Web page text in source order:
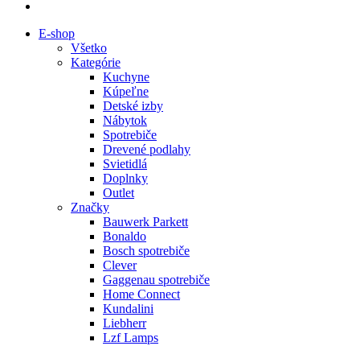
E-shop
Všetko
Kategórie
Kuchyne
Kúpeľne
Detské izby
Nábytok
Spotrebiče
Drevené podlahy
Svietidlá
Doplnky
Outlet
Značky
Bauwerk Parkett
Bonaldo
Bosch spotrebiče
Clever
Gaggenau spotrebiče
Home Connect
Kundalini
Liebherr
Lzf Lamps